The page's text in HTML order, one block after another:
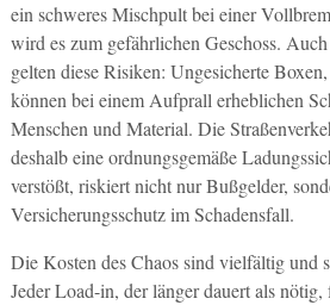
ein schweres Mischpult bei einer
wird es zum gefährlichen Geschoss.
gelten diese Risiken: Ungesicherte
können bei einem Aufprall erheblichen
Menschen und Material. Die
deshalb eine ordnungsgemäße
verstößt, riskiert nicht nur Bußgelder,
Versicherungsschutz im Schadensfall.
Die Kosten des Chaos sind vielfältig und
Jeder Load-in, der länger dauert als